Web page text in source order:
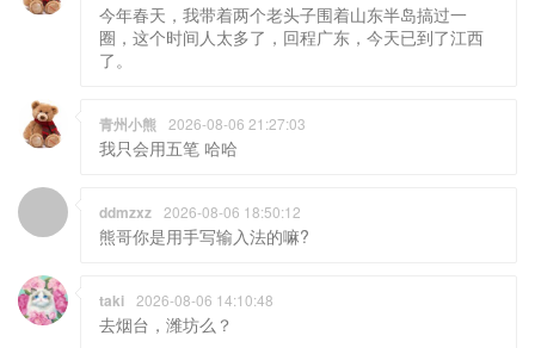
今年春天，我带着两个老头子围着山东半岛搞过一
圈，这个时间人太多了，回程广东，今天已到了江西
了。
青州小熊 2026-08-06 21:27:03
我只会用五笔 哈哈
ddmzxz 2026-08-06 18:50:12
熊哥你是用手写输入法的嘛?
taki 2026-08-06 14:10:48
去烟台，潍坊么？